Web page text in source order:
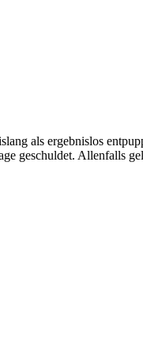
als ergebnislos
geschuldet. Allenfalls